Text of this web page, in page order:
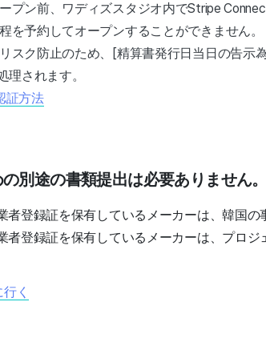
プン前、ワディズスタジオ内でStripe
を予約してオープンすることができません。
スク防止のため、[精算書発行日当日の告示
理されます。
証方法
別途の書類提出は必要ありません。
者登録証を保有しているメーカーは、韓国の
者登録証を保有しているメーカーは、プロジ
く